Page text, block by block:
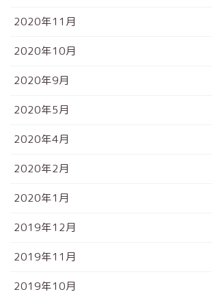
2020年11月
2020年10月
2020年9月
2020年5月
2020年4月
2020年2月
2020年1月
2019年12月
2019年11月
2019年10月